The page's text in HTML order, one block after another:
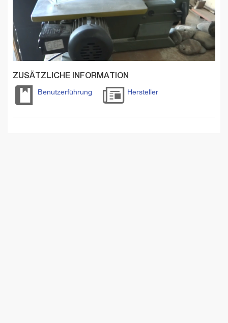
ZUSÄTZLICHE INFORMATION
Benutzerführung Hersteller